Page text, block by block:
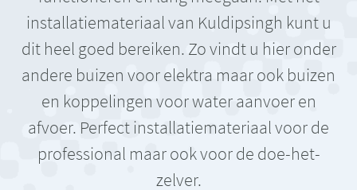
installatiemateriaal van Kuldipsingh kunt u
dit heel goed bereiken. Zo vindt u hier onder
andere buizen voor elektra maar ook buizen
en koppelingen voor water aanvoer en
afvoer. Perfect installatiemateriaal voor de
professional maar ook voor de doe-het-
zelver.